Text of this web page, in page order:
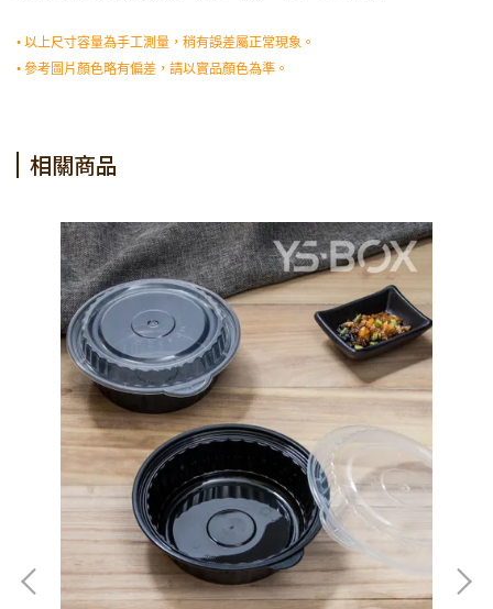
• 以上尺寸容量為手工測量，稍有誤差屬正常現象。
• 參考圖片顏色略有偏差，請以實品顏色為準。
相關商品